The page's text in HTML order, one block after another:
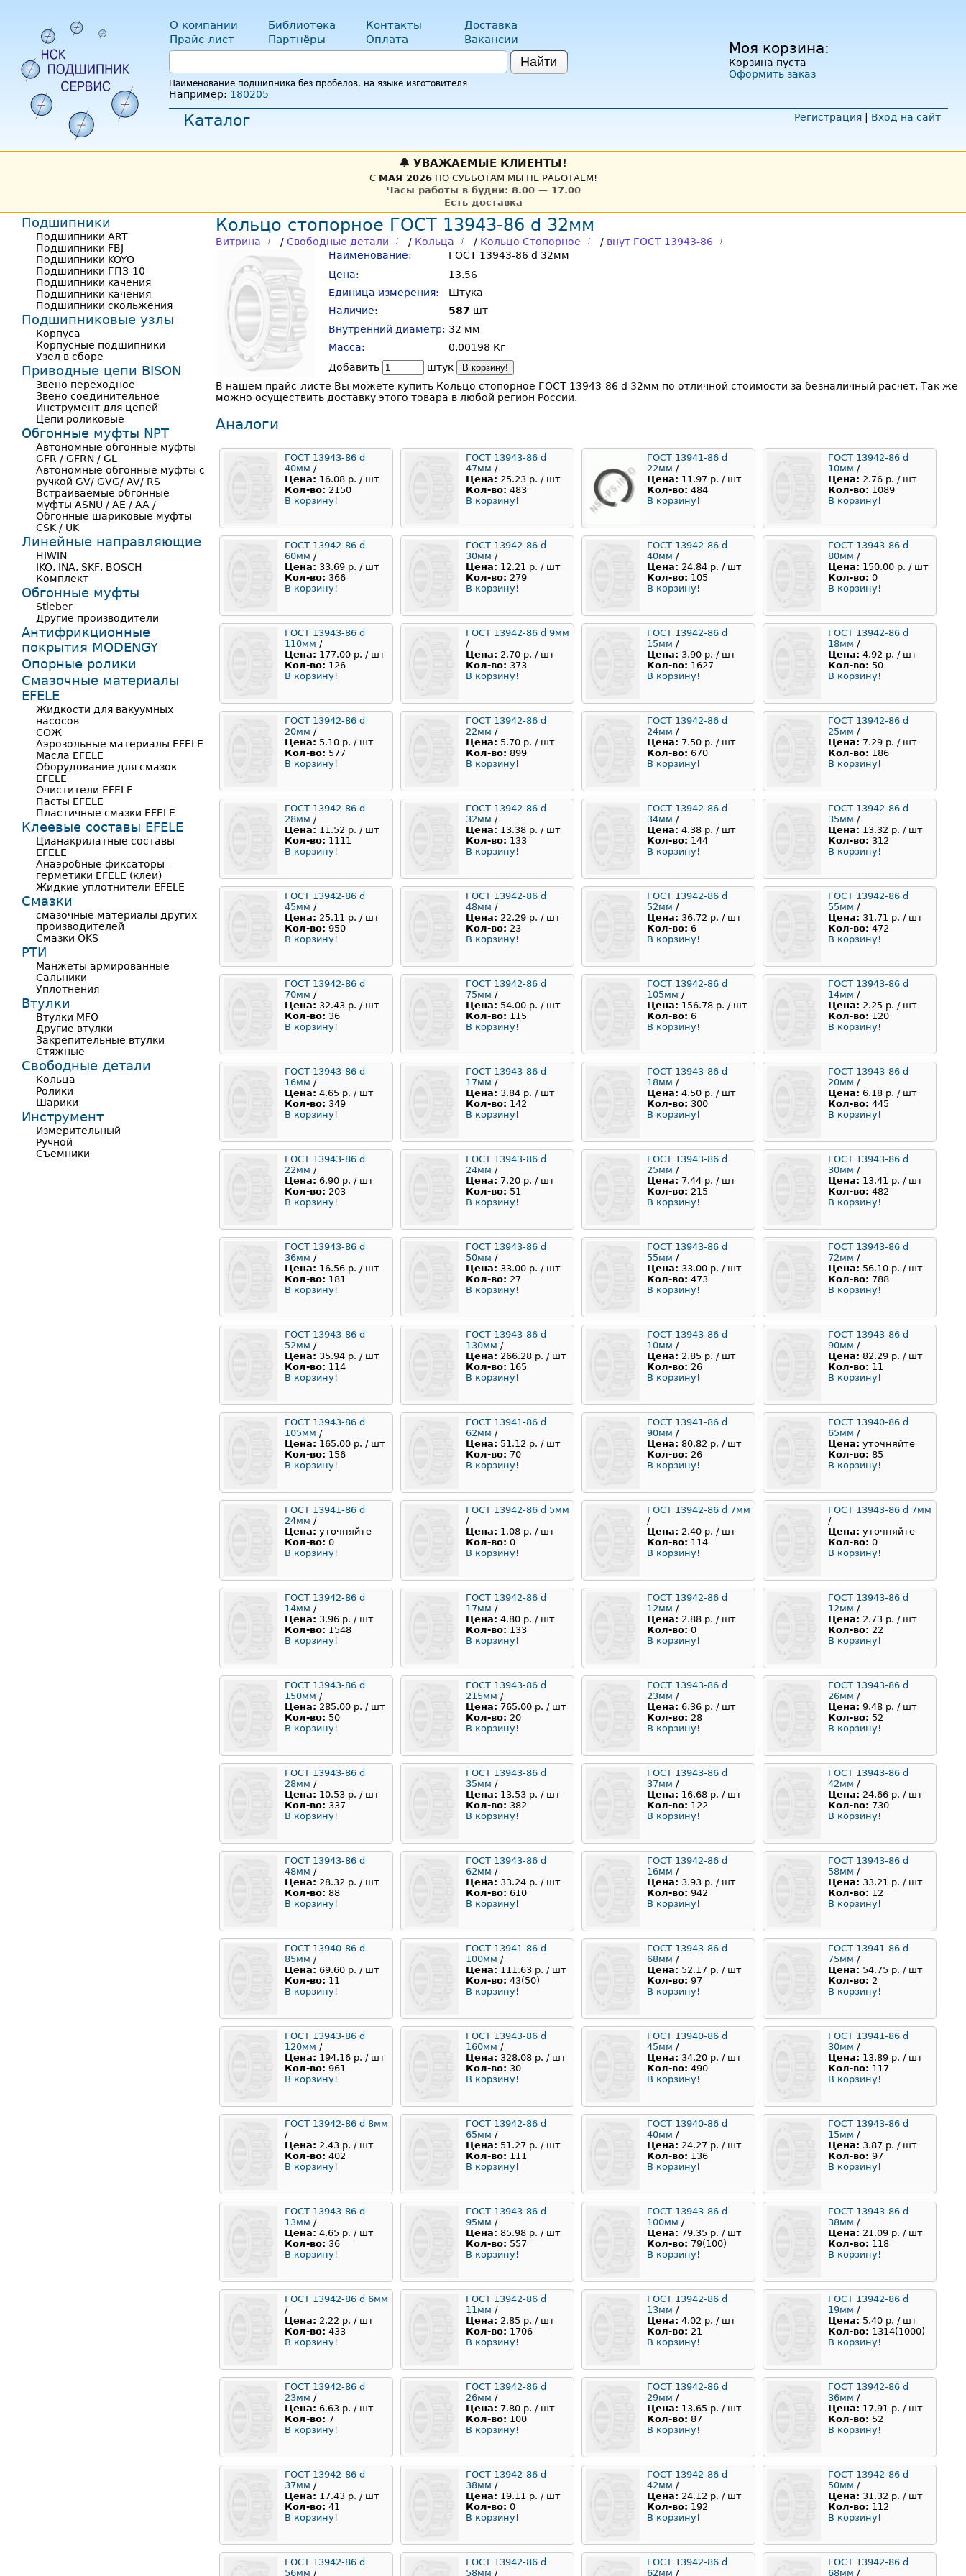
Моя корзина:
Корзина пуста
Оформить заказ
О компании Библиотека Контакты
Доставка
Прайс-лист
Партнёры Оплата Вакансии
Найти
Наименование подшипника без пробелов, на языке изготовителя
Например: 180205
Регистрация
Вход на сайт
Каталог
🔔 УВАЖАЕМЫЕ КЛИЕНТЫ!
С МАЯ 2026ПО СУББОТАМ МЫ НЕ РАБОТАЕМ!
Часы работы в будни: 8.00 — 17.00
Есть доставка
Кольцо стопорное ГОСТ 13943-86 d 32мм
Витрина / Свободные детали / Кольца / Кольцо Стопорное / внут ГОСТ 13943-86
Наименование:
ГОСТ 13943-86 d 32мм
Цена:
13.56
Единица измерения:
Штука
Наличие:
587 шт
Внутренний диаметр: 32 мм
Масса:
0.00198 Кг
Добавить
штук В корзину!
В нашем прайс-листе Вы можете купить Кольцо стопорное ГОСТ 13943-86 d 32мм по отличной стоимости за безналичный расчёт. Так же
можно осуществить доставку этого товара в любой регион России.
Аналоги
ГОСТ 13943-86 d
40мм /
Цена: 16.08 р. / шт
Кол-во: 2150
В корзину!
ГОСТ 13943-86 d
47мм /
Цена: 25.23 р. / шт
Кол-во: 483
В корзину!
ГОСТ 13941-86 d
22мм /
Цена: 11.97 р. / шт
Кол-во: 484
В корзину!
ГОСТ 13942-86 d
10мм /
Цена: 2.76 р. / шт
Кол-во: 1089
В корзину!
ГОСТ 13942-86 d
60мм /
Цена: 33.69 р. / шт
Кол-во: 366
В корзину!
ГОСТ 13942-86 d
30мм /
Цена: 12.21 р. / шт
Кол-во: 279
В корзину!
ГОСТ 13942-86 d
40мм /
Цена: 24.84 р. / шт
Кол-во: 105
В корзину!
ГОСТ 13943-86 d
80мм /
Цена: 150.00 р. / шт
Кол-во: 0
В корзину!
ГОСТ 13943-86 d
110мм /
Цена: 177.00 р. / шт
Кол-во: 126
В корзину!
ГОСТ 13942-86 d 9мм
/
Цена: 2.70 р. / шт
Кол-во: 373
В корзину!
ГОСТ 13942-86 d
15мм /
Цена: 3.90 р. / шт
Кол-во: 1627
В корзину!
ГОСТ 13942-86 d
18мм /
Цена: 4.92 р. / шт
Кол-во: 50
В корзину!
ГОСТ 13942-86 d
20мм /
Цена: 5.10 р. / шт
Кол-во: 577
В корзину!
ГОСТ 13942-86 d
22мм /
Цена: 5.70 р. / шт
Кол-во: 899
В корзину!
ГОСТ 13942-86 d
24мм /
Цена: 7.50 р. / шт
Кол-во: 670
В корзину!
ГОСТ 13942-86 d
25мм /
Цена: 7.29 р. / шт
Кол-во: 186
В корзину!
ГОСТ 13942-86 d
28мм /
Цена: 11.52 р. / шт
Кол-во: 1111
В корзину!
ГОСТ 13942-86 d
32мм /
Цена: 13.38 р. / шт
Кол-во: 133
В корзину!
ГОСТ 13942-86 d
34мм /
Цена: 4.38 р. / шт
Кол-во: 144
В корзину!
ГОСТ 13942-86 d
35мм /
Цена: 13.32 р. / шт
Кол-во: 312
В корзину!
ГОСТ 13942-86 d
45мм /
Цена: 25.11 р. / шт
Кол-во: 950
В корзину!
ГОСТ 13942-86 d
48мм /
Цена: 22.29 р. / шт
Кол-во: 23
В корзину!
ГОСТ 13942-86 d
52мм /
Цена: 36.72 р. / шт
Кол-во: 6
В корзину!
ГОСТ 13942-86 d
55мм /
Цена: 31.71 р. / шт
Кол-во: 472
В корзину!
ГОСТ 13942-86 d
70мм /
Цена: 32.43 р. / шт
Кол-во: 36
В корзину!
ГОСТ 13942-86 d
75мм /
Цена: 54.00 р. / шт
Кол-во: 115
В корзину!
ГОСТ 13942-86 d
105мм /
Цена: 156.78 р. / шт
Кол-во: 6
В корзину!
ГОСТ 13943-86 d
14мм /
Цена: 2.25 р. / шт
Кол-во: 120
В корзину!
ГОСТ 13943-86 d
16мм /
Цена: 4.65 р. / шт
Кол-во: 349
В корзину!
ГОСТ 13943-86 d
17мм /
Цена: 3.84 р. / шт
Кол-во: 142
В корзину!
ГОСТ 13943-86 d
18мм /
Цена: 4.50 р. / шт
Кол-во: 300
В корзину!
ГОСТ 13943-86 d
20мм /
Цена: 6.18 р. / шт
Кол-во: 445
В корзину!
ГОСТ 13943-86 d
22мм /
Цена: 6.90 р. / шт
Кол-во: 203
В корзину!
ГОСТ 13943-86 d
24мм /
Цена: 7.20 р. / шт
Кол-во: 51
В корзину!
ГОСТ 13943-86 d
25мм /
Цена: 7.44 р. / шт
Кол-во: 215
В корзину!
ГОСТ 13943-86 d
30мм /
Цена: 13.41 р. / шт
Кол-во: 482
В корзину!
ГОСТ 13943-86 d
36мм /
Цена: 16.56 р. / шт
Кол-во: 181
В корзину!
ГОСТ 13943-86 d
50мм /
Цена: 33.00 р. / шт
Кол-во: 27
В корзину!
ГОСТ 13943-86 d
55мм /
Цена: 33.00 р. / шт
Кол-во: 473
В корзину!
ГОСТ 13943-86 d
72мм /
Цена: 56.10 р. / шт
Кол-во: 788
В корзину!
ГОСТ 13943-86 d
52мм /
Цена: 35.94 р. / шт
Кол-во: 114
В корзину!
ГОСТ 13943-86 d
130мм /
Цена: 266.28 р. / шт
Кол-во: 165
В корзину!
ГОСТ 13943-86 d
10мм /
Цена: 2.85 р. / шт
Кол-во: 26
В корзину!
ГОСТ 13943-86 d
90мм /
Цена: 82.29 р. / шт
Кол-во: 11
В корзину!
ГОСТ 13943-86 d
105мм /
Цена: 165.00 р. / шт
Кол-во: 156
В корзину!
ГОСТ 13941-86 d
62мм /
Цена: 51.12 р. / шт
Кол-во: 70
В корзину!
ГОСТ 13941-86 d
90мм /
Цена: 80.82 р. / шт
Кол-во: 26
В корзину!
ГОСТ 13940-86 d
65мм /
Цена: уточняйте
Кол-во: 85
В корзину!
ГОСТ 13941-86 d
24мм /
Цена: уточняйте
Кол-во: 0
В корзину!
ГОСТ 13942-86 d 5мм
/
Цена: 1.08 р. / шт
Кол-во: 0
В корзину!
ГОСТ 13942-86 d 7мм
/
Цена: 2.40 р. / шт
Кол-во: 114
В корзину!
ГОСТ 13943-86 d 7мм
/
Цена: уточняйте
Кол-во: 0
В корзину!
ГОСТ 13942-86 d
14мм /
Цена: 3.96 р. / шт
Кол-во: 1548
В корзину!
ГОСТ 13942-86 d
17мм /
Цена: 4.80 р. / шт
Кол-во: 133
В корзину!
ГОСТ 13942-86 d
12мм /
Цена: 2.88 р. / шт
Кол-во: 0
В корзину!
ГОСТ 13943-86 d
12мм /
Цена: 2.73 р. / шт
Кол-во: 22
В корзину!
ГОСТ 13943-86 d
150мм /
Цена: 285.00 р. / шт
Кол-во: 50
В корзину!
ГОСТ 13943-86 d
215мм /
Цена: 765.00 р. / шт
Кол-во: 20
В корзину!
ГОСТ 13943-86 d
23мм /
Цена: 6.36 р. / шт
Кол-во: 28
В корзину!
ГОСТ 13943-86 d
26мм /
Цена: 9.48 р. / шт
Кол-во: 52
В корзину!
ГОСТ 13943-86 d
28мм /
Цена: 10.53 р. / шт
Кол-во: 337
В корзину!
ГОСТ 13943-86 d
35мм /
Цена: 13.53 р. / шт
Кол-во: 382
В корзину!
ГОСТ 13943-86 d
37мм /
Цена: 16.68 р. / шт
Кол-во: 122
В корзину!
ГОСТ 13943-86 d
42мм /
Цена: 24.66 р. / шт
Кол-во: 730
В корзину!
ГОСТ 13943-86 d
48мм /
Цена: 28.32 р. / шт
Кол-во: 88
В корзину!
ГОСТ 13943-86 d
62мм /
Цена: 33.24 р. / шт
Кол-во: 610
В корзину!
ГОСТ 13942-86 d
16мм /
Цена: 3.93 р. / шт
Кол-во: 942
В корзину!
ГОСТ 13943-86 d
58мм /
Цена: 33.21 р. / шт
Кол-во: 12
В корзину!
ГОСТ 13940-86 d
85мм /
Цена: 69.60 р. / шт
Кол-во: 11
В корзину!
ГОСТ 13941-86 d
100мм /
Цена: 111.63 р. / шт
Кол-во: 43(50)
В корзину!
ГОСТ 13943-86 d
68мм /
Цена: 52.17 р. / шт
Кол-во: 97
В корзину!
ГОСТ 13941-86 d
75мм /
Цена: 54.75 р. / шт
Кол-во: 2
В корзину!
ГОСТ 13943-86 d
120мм /
Цена: 194.16 р. / шт
Кол-во: 961
В корзину!
ГОСТ 13943-86 d
160мм /
Цена: 328.08 р. / шт
Кол-во: 30
В корзину!
ГОСТ 13940-86 d
45мм /
Цена: 34.20 р. / шт
Кол-во: 490
В корзину!
ГОСТ 13941-86 d
30мм /
Цена: 13.89 р. / шт
Кол-во: 117
В корзину!
ГОСТ 13942-86 d 8мм
/
Цена: 2.43 р. / шт
Кол-во: 402
В корзину!
ГОСТ 13942-86 d
65мм /
Цена: 51.27 р. / шт
Кол-во: 111
В корзину!
ГОСТ 13940-86 d
40мм /
Цена: 24.27 р. / шт
Кол-во: 136
В корзину!
ГОСТ 13943-86 d
15мм /
Цена: 3.87 р. / шт
Кол-во: 97
В корзину!
ГОСТ 13943-86 d
13мм /
Цена: 4.65 р. / шт
Кол-во: 36
В корзину!
ГОСТ 13943-86 d
95мм /
Цена: 85.98 р. / шт
Кол-во: 557
В корзину!
ГОСТ 13943-86 d
100мм /
Цена: 79.35 р. / шт
Кол-во: 79(100)
В корзину!
ГОСТ 13943-86 d
38мм /
Цена: 21.09 р. / шт
Кол-во: 118
В корзину!
ГОСТ 13942-86 d 6мм
/
Цена: 2.22 р. / шт
Кол-во: 433
В корзину!
ГОСТ 13942-86 d
11мм /
Цена: 2.85 р. / шт
Кол-во: 1706
В корзину!
ГОСТ 13942-86 d
13мм /
Цена: 4.02 р. / шт
Кол-во: 21
В корзину!
ГОСТ 13942-86 d
19мм /
Цена: 5.40 р. / шт
Кол-во: 1314(1000)
В корзину!
ГОСТ 13942-86 d
23мм /
Цена: 6.63 р. / шт
Кол-во: 7
В корзину!
ГОСТ 13942-86 d
26мм /
Цена: 7.80 р. / шт
Кол-во: 100
В корзину!
ГОСТ 13942-86 d
29мм /
Цена: 13.65 р. / шт
Кол-во: 87
В корзину!
ГОСТ 13942-86 d
36мм /
Цена: 17.91 р. / шт
Кол-во: 52
В корзину!
ГОСТ 13942-86 d
37мм /
Цена: 17.43 р. / шт
Кол-во: 41
В корзину!
ГОСТ 13942-86 d
38мм /
Цена: 19.11 р. / шт
Кол-во: 0
В корзину!
ГОСТ 13942-86 d
42мм /
Цена: 24.12 р. / шт
Кол-во: 192
В корзину!
ГОСТ 13942-86 d
50мм /
Цена: 31.32 р. / шт
Кол-во: 112
В корзину!
ГОСТ 13942-86 d
56мм /
ГОСТ 13942-86 d
58мм /
ГОСТ 13942-86 d
62мм /
ГОСТ 13942-86 d
68мм /
Подшипники
Подшипники ART
Подшипники FBJ
Подшипники KOYO
Подшипники ГПЗ-10
Подшипники качения
Подшипники качения
Подшипники скольжения
Подшипниковые узлы
Корпуса
Корпусные подшипники
Узел в сборе
Приводные цепи BISON
Звено переходное
Звено соединительное
Инструмент для цепей
Цепи роликовые
Обгонные муфты NPT
Автономные обгонные муфты
GFR / GFRN / GL
Автономные обгонные муфты с
ручкой GV/ GVG/ AV/ RS
Встраиваемые обгонные
муфты ASNU / AE / AA /
Обгонные шариковые муфты
CSK / UK
Линейные направляющие
HIWIN
IKO, INA, SKF, BOSCH
Комплект
Обгонные муфты
Stieber
Другие производители
Антифрикционные
покрытия MODENGY
Опорные ролики
Смазочные материалы
EFELE
Жидкости для вакуумных
насосов
СОЖ
Аэрозольные материалы EFELE
Масла EFELE
Оборудование для смазок
EFELE
Очистители EFELE
Пасты EFELE
Пластичные смазки EFELE
Клеевые составы EFELE
Цианакрилатные составы
EFELE
Анаэробные фиксаторы-
герметики EFELE (клеи)
Жидкие уплотнители EFELE
Смазки
смазочные материалы других
производителей
Смазки OKS
РТИ
Манжеты армированные
Сальники
Уплотнения
Втулки
Втулки MFO
Другие втулки
Закрепительные втулки
Стяжные
Свободные детали
Кольца
Ролики
Шарики
Инструмент
Измерительный
Ручной
Съемники